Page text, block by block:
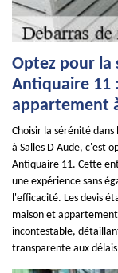
Optez pour la
Antiquaire 11
appartement
Choisir la sérénité
à Salles D Aude, c'est
Antiquaire 11. Cette
une expérience sans
l'efficacité. Les devis
maison et
incontestable,
transparente aux